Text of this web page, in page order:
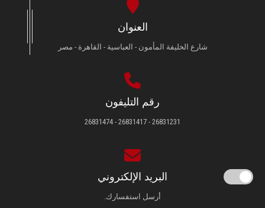
العنوان
شارع الخليفة المأمون - العباسية - القاهرة - مصر
رقم التليفون
26831231 - 26831417 - 26831474
البريد الإلكتروني
أرسل استفسارك.